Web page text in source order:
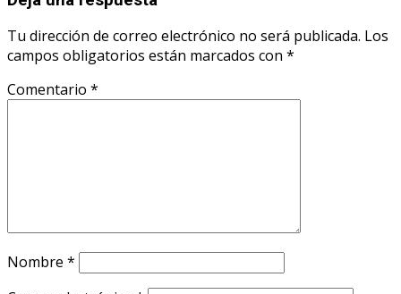
Tu dirección de correo electrónico no será publicada. Los
campos obligatorios están marcados con *
Comentario *
Nombre *